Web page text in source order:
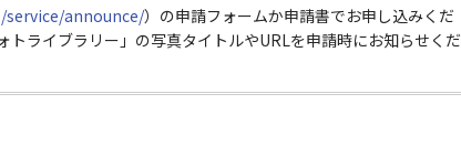
announce/）の申請フォームか申請書でお申し込みくだ
トライブラリー」の写真タイトルやURLを申請時にお知らせくだ